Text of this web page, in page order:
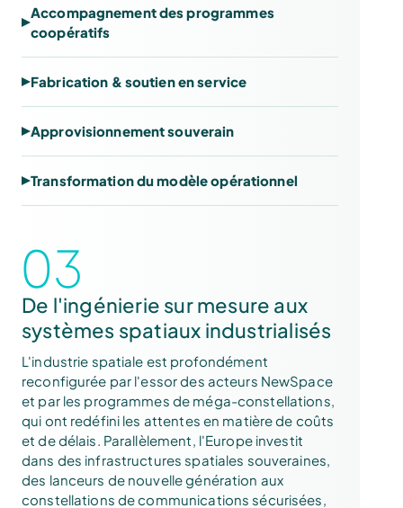
Accompagnement des programmes
coopératifs
Fabrication & soutien en service
Approvisionnement souverain
Transformation du modèle opérationnel
03
De l'ingénierie sur mesure aux
systèmes spatiaux industrialisés
L'industrie spatiale est profondément
reconfigurée par l'essor des acteurs NewSpace
et par les programmes de méga-constellations,
qui ont redéfini les attentes en matière de coûts
et de délais. Parallèlement, l'Europe investit
dans des infrastructures spatiales souveraines,
des lanceurs de nouvelle génération aux
constellations de communications sécurisées,